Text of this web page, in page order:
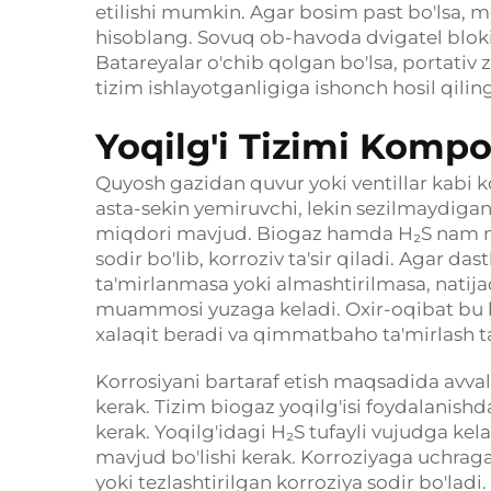
etilishi mumkin. Agar bosim past bo'lsa,
hisoblang. Sovuq ob-havoda dvigatel
Batareyalar o'chib qolgan bo'lsa, portativ
tizim ishlayotganligiga ishonch hosil
Yoqilg'i Tizimi
Quyosh gazidan quvur yoki ventillar kabi
asta-sekin yemiruvchi, lekin
miqdori mavjud. Biogaz hamda H₂S
sodir bo'lib, korroziv ta'sir qiladi. Agar
ta'mirlanmasa yoki almashtirilmasa,
muammosi yuzaga keladi. Oxir-oqibat
xalaqit beradi va qimmatbaho ta'mirlash
Korrosiyani bartaraf etish maqsadida
kerak. Tizim biogaz yoqilg'isi
kerak. Yoqilg'idagi H₂S tufayli vujudga
mavjud bo'lishi kerak. Korroziyaga
yoki tezlashtirilgan korroziya sodir